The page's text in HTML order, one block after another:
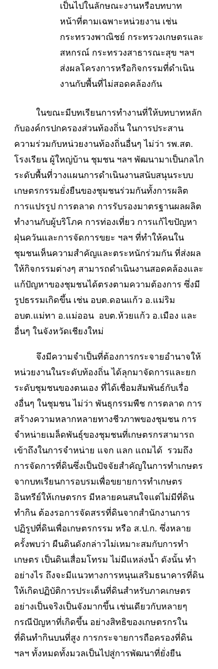
เป็นไปในลักษณะงานหรือบทบาท
หน้าที่ตามเฉพาะหน่วยงาน เช่น
กระทรวงพาณิชย์ กระทรวงเกษตรและ
สหกรณ์ กระทรวงสาธารณะสุข ฯลฯ
ส่งผลโครงการหรือกิจกรรมที่ดำเนิน
งานกับพื้นที่ไม่สอดคล้องกัน
ในขณะมีบทเรียนการทำงานที่ให้บทบาทหลัก
กับองค์กรปกครองส่วนท้องถิ่น ในการประสาน
ความร่วมกับหน่วยงานท้องถิ่นอื่นๆ ไม่ว่า รพ.สต.
โรงเรียน ผู้ใหญ่บ้าน ชุมชน ฯลฯ พัฒนามาเป็นกลไก
ระดับพื้นที่วางแผนการดำเนินงานสนับสนุนระบบ
เกษตรกรรมยั่งยืนของชุมชนร่วมกันทั้งการผลิต
การแปรรูป การตลาด การรับรองมาตรฐานผลผลิต
ทำงานกับผู้บริโภค การท่องเที่ยว การแก้ไขปัญหา
ฝุ่นควันและการจัดการขยะ ฯลฯ ที่ทำให้คนใน
ชุมชนเห็นความสำคัญและตระหนักร่วมกัน ที่ส่งผล
ให้กิจกรรมต่างๆ สามารถดำเนินงานสอดคล้องและ
แก้ปัญหาของชุมชนได้ตรงตามความต้องการ ซึ่งมี
รูปธรรมเกิดขึ้น เช่น อบต.ดอนแก้ว อ.แม่ริม
อบต.แม่ทา อ.แม่ออน อบต.ห้วยแก้ว อ.เมือง และ
อื่นๆ ในจังหวัดเชียงใหม่
จึงมีความจำเป็นที่ต้องการกระจายอำนาจให้
หน่วยงานในระดับท้องถิ่น ได้ลุกมาจัดการและยก
ระดับชุมชนของตนเอง ที่ได้เชื่อมสัมพันธ์กับเรื่อ
งอื่นๆ ในชุมชน ไม่ว่า พันธุกรรมพืช การตลาด การ
สร้างความหลากหลายทางชีวภาพของชุมชน การ
จำหน่ายเมล็ดพันธุ์ของชุมชนที่เกษตรกรสามารถ
เข้าถึงในการจำหน่าย แจก แลก แถมได้ รวมถึง
การจัดการที่ดินซึ่งเป็นปัจจัยสำคัญในการทำเกษตร
จากบทเรียนการอบรมเพื่อขยายการทำเกษตร
อินทรีย์ให้เกษตรกร มีหลายคนสนใจแต่ไม่มีที่ดิน
ทำกิน ต้องรอการจัดสรรที่ดินจากสำนักงานการ
ปฏิรูปที่ดินเพื่อเกษตรกรรม หรือ ส.ป.ก. ซึ่งหลาย
ครั้งพบว่า ผืนดินดังกล่าวไม่เหมาะสมกับการทำ
เกษตร เป็นดินเสื่อมโทรม ไม่มีแหล่งน้ำ ดังนั้น ทำ
อย่างไร ถึงจะมีแนวทางการหนุนเสริมธนาคารที่ดิน
ให้เกิดปฏิบัติการประเด็นที่ดินสำหรับภาคเกษตร
อย่างเป็นจริงเป็นจังมากขึ้น เช่นเดียวกับหลายๆ
กรณีปัญหาที่เกิดขึ้น อย่างสิทธิของเกษตรกรใน
ที่ดินทำกินบนที่สูง การกระจายการถือครองที่ดิน
ฯลฯ ทั้งหมดทั้งมวลเป็นไปสู่การพัฒนาที่ยั่งยืน